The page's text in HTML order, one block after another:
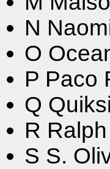
N
O
P Paco
Q
R
S S.